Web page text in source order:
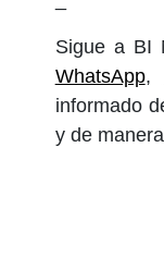
Sigue a BI
WhatsApp,
informado
y de